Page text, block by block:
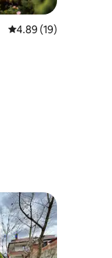
평점 4.89점(5점 만점
4.89 (19)